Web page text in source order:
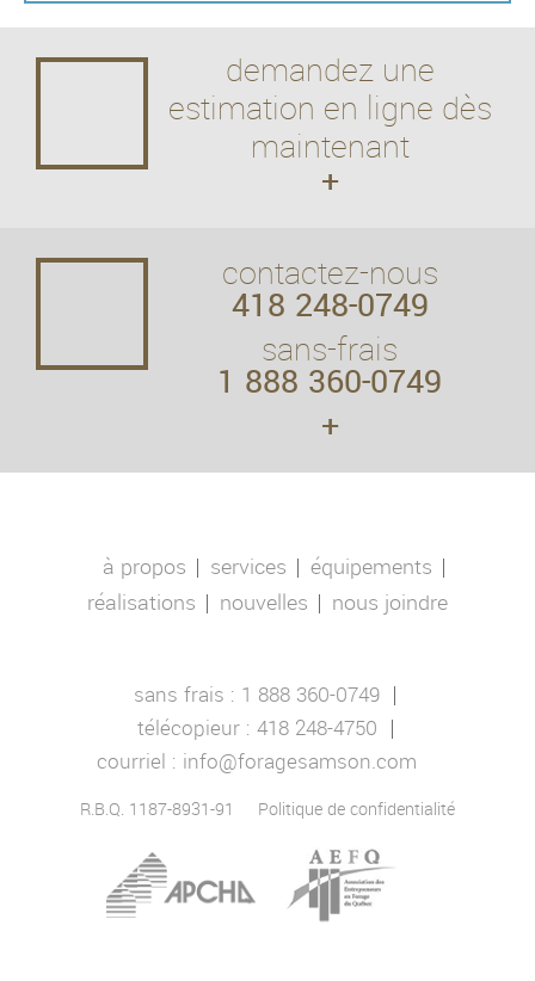
demandez une
estimation en ligne dès
maintenant
+
contactez-nous
418 248-0749
sans-frais
1 888 360-0749
+
à propos services
équipements
réalisations
nouvelles nous joindre
sans frais : 1 888 360-0749
télécopieur : 418 248-4750
courriel : info@foragesamson.com
R.B.Q. 1187-8931-91 Politique de confidentialité